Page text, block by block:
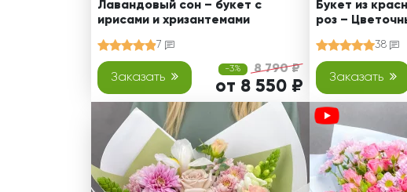
Лавандовый сон – букет с
ирисами и хризантемами
7
Заказать
-3% 8 790 ₽
от 8 550 ₽
Букет из
роз –
38
Заказать